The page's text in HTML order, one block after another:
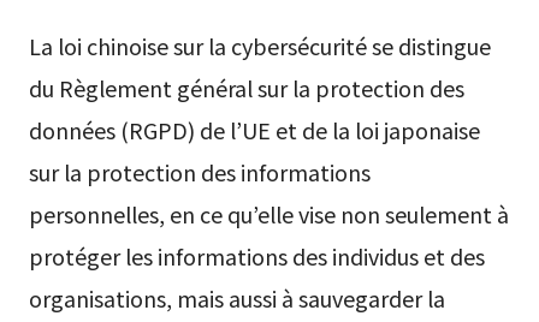
La loi chinoise sur la cybersécurité se distingue
du Règlement général sur la protection des
données (RGPD) de l’UE et de la loi japonaise
sur la protection des informations
personnelles, en ce qu’elle vise non seulement à
protéger les informations des individus et des
organisations, mais aussi à sauvegarder la